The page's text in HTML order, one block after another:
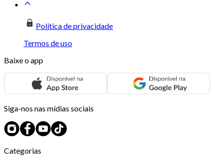
Política de privacidade
Termos de uso
Baixe o app
Siga-nos nas mídias sociais
Categorias